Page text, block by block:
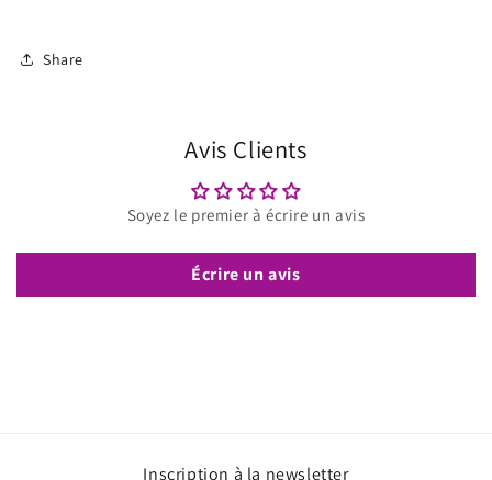
Share
Avis Clients
Soyez le premier à écrire un avis
Écrire un avis
Inscription à la newsletter